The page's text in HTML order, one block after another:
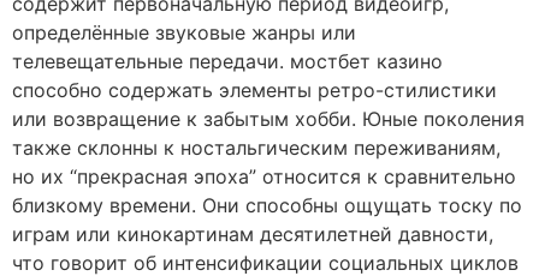
определённые звуковые жанры или
телевещательные передачи. мостбет казино
способно содержать элементы ретро-стилистики
или возвращение к забытым хобби. Юные поколения
также склонны к ностальгическим переживаниям,
но их “прекрасная эпоха” относится к сравнительно
близкому времени. Они способны ощущать тоску по
играм или кинокартинам десятилетней давности,
что говорит об интенсификации социальных циклов